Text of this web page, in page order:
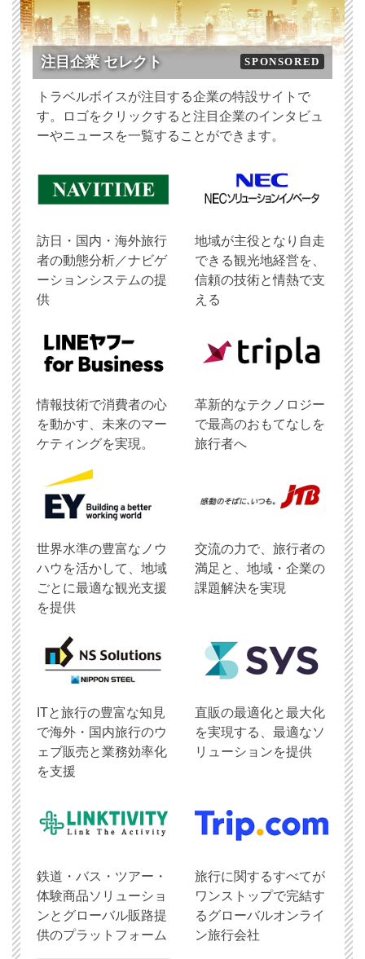
注目企業 セレクト SPONSORED
トラベルボイスが注目する企業の特設サイトで
す。ロゴをクリックすると注目企業のインタビュ
ーやニュースを一覧することができます。
訪日・国内・海外旅行
者の動態分析／ナビゲ
ーションシステムの提
供
地域が主役となり自走
できる観光地経営を、
信頼の技術と情熱で支
える
情報技術で消費者の心
を動かす、未来のマー
ケティングを実現。
革新的なテクノロジー
で最高のおもてなしを
旅行者へ
世界水準の豊富なノウ
ハウを活かして、地域
ごとに最適な観光支援
を提供
交流の力で、旅行者の
満足と、地域・企業の
課題解決を実現
ITと旅行の豊富な知見
で海外・国内旅行のウ
ェブ販売と業務効率化
を支援
直販の最適化と最大化
を実現する、最適なソ
リューションを提供
鉄道・バス・ツアー・
体験商品ソリューショ
ンとグローバル販路提
供のプラットフォーム
旅行に関するすべてが
ワンストップで完結す
るグローバルオンライ
ン旅行会社